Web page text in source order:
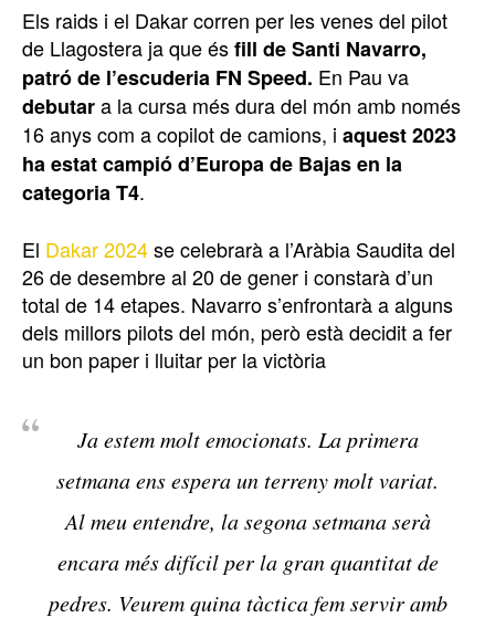
Els raids i el Dakar corren per les venes del pilot
de Llagostera ja que ésfill de Santi Navarro,
patró de l’escuderia FN Speed. En Pau va
debutara la cursa més dura del món amb només
16 anys com a copilot de camions, i aquest 2023
ha estat campió d’Europa de Bajas en la
categoria T4.
El Dakar 2024se celebrarà a l’Aràbia Saudita del
26 de desembre al 20 de gener i constarà d’un
total de 14 etapes. Navarro s’enfrontarà a alguns
dels millors pilots del món, però està decidit a fer
un bon paper i lluitar per la victòria
Ja estem molt emocionats. La primera
setmana ens espera un terreny molt variat.
Al meu entendre, la segona setmana serà
encara més difícil per la gran quantitat de
pedres. Veurem quina tàctica fem servir amb